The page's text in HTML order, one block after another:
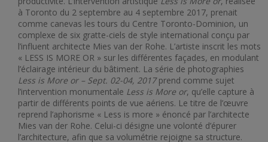
à Toronto du 2 septembre au 4 septembre 2017, prenait
comme canevas les tours du Centre Toronto-Dominion, un
complexe de six gratte-ciels de style international conçu par
l’influent architecte Mies van der Rohe. L’artiste inscrit les mots
« LESS IS MORE OR » sur les différentes façades, en modulant
l’éclairage intérieur du bâtiment. La série de photographies
Less is More or – Sept. 02-04, 2017prend comme sujet
l’intervention monumentale Less is More or, qu’elle capture à
partir de différents points de vue aériens. Le titre de l’œuvre
reprend l’aphorisme « Less is more » énoncé par l’architecte
Mies van der Rohe. Celui-ci désigne une volonté d’épurer
l’architecture, afin que sa volumétrie rejoigne sa structure.